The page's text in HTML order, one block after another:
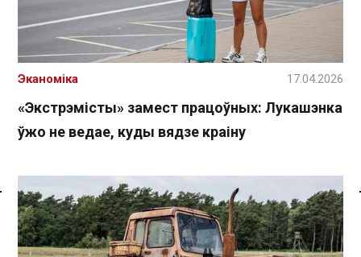
Спасылка без VPN
«Экстрэмісты» замест працоўных: Лукашэнка
ўжо не ведае, куды вядзе краіну
Эканоміка 17.04.2026